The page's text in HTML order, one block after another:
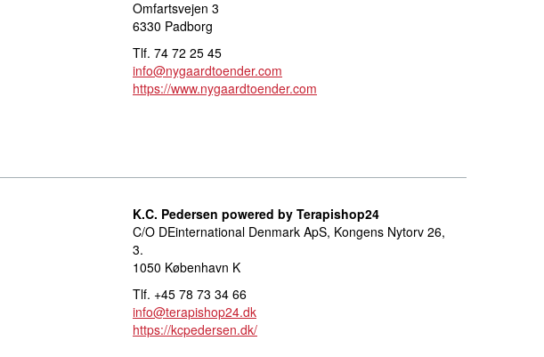
Omfartsvejen 3
6330 Padborg
Tlf. 74 72 25 45
info@nygaardtoender.com
https://www.nygaardtoender.com
K.C. Pedersen powered by Terapishop24
C/O DEinternational Denmark ApS, Kongens Nytorv 26,
3.
1050 København K
Tlf. +45 78 73 34 66
info@terapishop24.dk
https://kcpedersen.dk/